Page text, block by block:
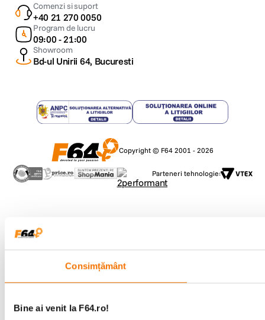
Consimțământ
Bine ai venit la F64.ro!
Comenzi si suport
+40 21 270 0050
Program de lucru
09:00 - 21:00
Showroom
Bd-ul Unirii 64, Bucuresti
Copyright © F64 2001 - 2026
Parteneri tehnologie: